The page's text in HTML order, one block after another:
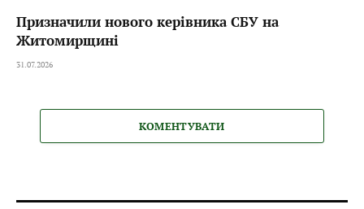
Призначили нового керівника СБУ на
Житомирщині
31.07.2026
КОМЕНТУВАТИ